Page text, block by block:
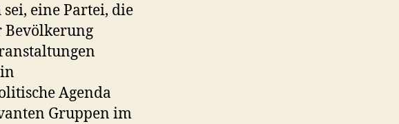
eine Partei, die
Bevölkerung
Agenda
Gruppen im